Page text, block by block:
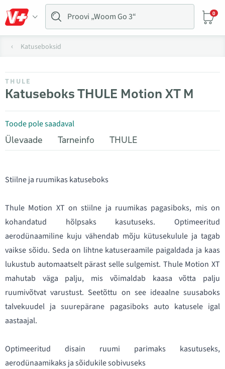
0
Katuseboksid
THULE
Katuseboks THULE Motion XT M
Toode pole saadaval
Ülevaade
Tarneinfo THULE
Stiilne ja ruumikas katuseboks
Thule Motion XT on stiilne ja ruumikas pagasiboks, mis on
kohandatud hõlpsaks kasutuseks. Optimeeritud
aerodünaamiline kuju vähendab mõju kütusekulule ja tagab
vaikse sõidu. Seda on lihtne katuseraamile paigaldada ja kaas
lukustub automaatselt pärast selle sulgemist. Thule Motion XT
mahutab väga palju, mis võimaldab kaasa võtta palju
ruumivõtvat varustust. Seetõttu on see ideaalne suusaboks
talvekuudel ja suurepärane pagasiboks auto katusele igal
aastaajal.
Optimeeritud disain ruumi parimaks kasutuseks,
aerodünaamikaks ja sõidukile sobivuseks